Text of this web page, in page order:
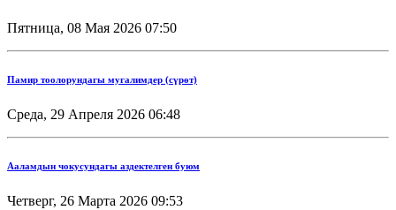
Пятница, 08 Мая 2026 07:50
Памир тоолорундагы мугалимдер (сүрөт)
Среда, 29 Апреля 2026 06:48
Ааламдын чокусундагы аздектелген буюм
Четверг, 26 Марта 2026 09:53